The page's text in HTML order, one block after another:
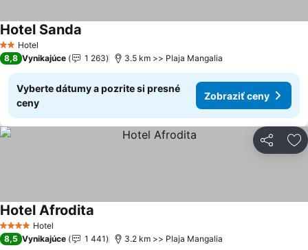
2 Počet hviezdičiek
Hotel
Hotel Sanda
8,8 Vynikajúce 1 263 3.5 km >> Plaja Mangalia
Vyberte dátumy a pozrite si presné
ceny
Zobraziť ceny
Zdieľať
4 Počet hviezdičiek
Hotel
Hotel Afrodita
8,5 Vynikajúce 1 441 3.2 km >> Plaja Mangalia